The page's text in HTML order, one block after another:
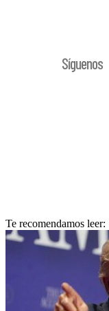
Síguenos
Te recomendamos leer: